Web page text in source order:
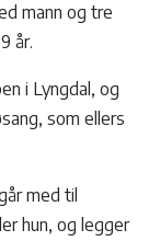
mann og tre
år.
i Lyngdal, og
som ellers
med til
hun, og legger